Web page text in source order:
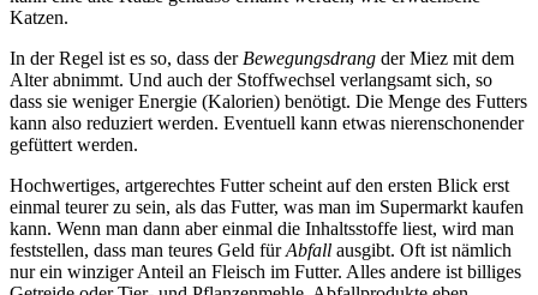
Katzen.
In der Regel ist es so, dass der Bewegungsdrang der Miez mit dem
Alter abnimmt. Und auch der Stoffwechsel verlangsamt sich, so
dass sie weniger Energie (Kalorien) benötigt. Die Menge des Futters
kann also reduziert werden. Eventuell kann etwas nierenschonender
gefüttert werden.
Hochwertiges, artgerechtes Futter scheint auf den ersten Blick erst
einmal teurer zu sein, als das Futter, was man im Supermarkt kaufen
kann. Wenn man dann aber einmal die Inhaltsstoffe liest, wird man
feststellen, dass man teures Geld fürAbfall ausgibt. Oft ist nämlich
nur ein winziger Anteil an Fleisch im Futter. Alles andere ist billiges